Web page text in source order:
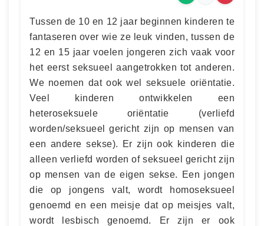
Tussen de 10 en 12 jaar beginnen kinderen te
fantaseren over wie ze leuk vinden, tussen de
12 en 15 jaar voelen jongeren zich vaak voor
het eerst seksueel aangetrokken tot anderen.
We noemen dat ook wel seksuele oriëntatie.
Veel kinderen ontwikkelen een
heteroseksuele oriëntatie (verliefd
worden/seksueel gericht zijn op mensen van
een andere sekse). Er zijn ook kinderen die
alleen verliefd worden of seksueel gericht zijn
op mensen van de eigen sekse. Een jongen
die op jongens valt, wordt homoseksueel
genoemd en een meisje dat op meisjes valt,
wordt lesbisch genoemd. Er zijn er ook